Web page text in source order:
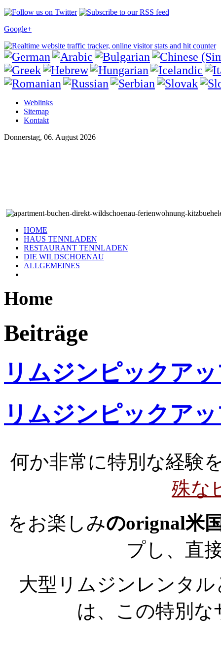
Google+
Weblinks
Sitemap
Kontakt
Donnerstag, 06. August 2026
HOME
HAUS TENNLADEN
RESTAURANT TENNLADEN
DIE WILDSCHOENAU
ALLGEMEINES
Home
Beiträge
リムジンピックア
リムジンピックア
何か非常に特別な経験
殊な
をお楽しみのorignal米
プし、直
大型リムジンレンタ
は、この特別